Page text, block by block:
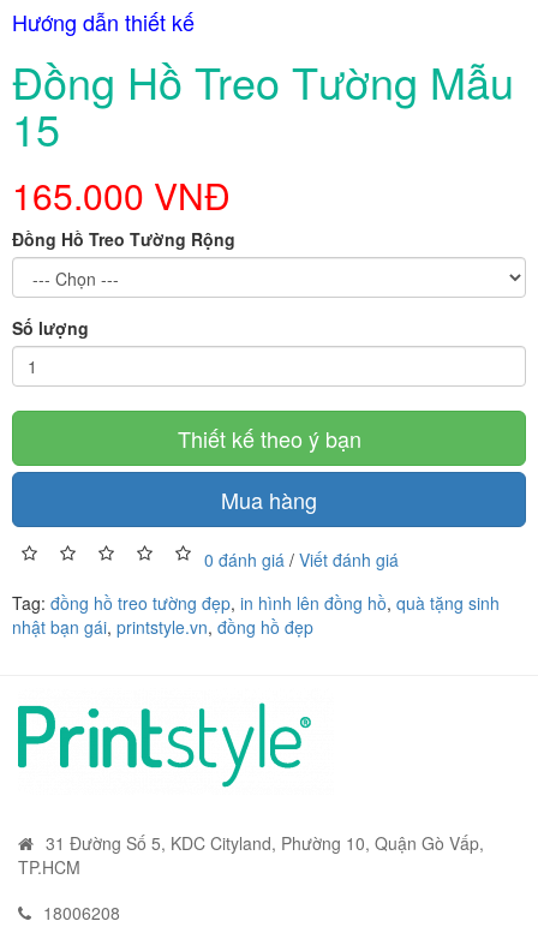
Hướng dẫn thiết kế
Đồng Hồ Treo Tường Mẫu
15
165.000 VNĐ
Đồng Hồ Treo Tường Rộng
Số lượng
Thiết kế theo ý bạn
Mua hàng
0 đánh giá / Viết đánh giá
Tag: đồng hồ treo tường đẹp, in hình lên đồng hồ, quà tặng sinh
nhật bạn gái, printstyle.vn, đồng hồ đẹp
31 Đường Số 5, KDC Cityland, Phường 10, Quận Gò Vấp,
TP.HCM
18006208